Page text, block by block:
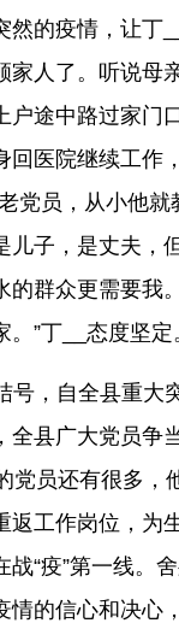
然的疫情，让丁
家人了。听说母
户途中路过家门
回医院继续工作
党员，从小他就
儿子，是丈夫，
的群众更需要我
”丁__态度坚定
号，自全县重大
全县广大党员争
党员还有很多，
返工作岗位，为
“疫”第一线。
情的信心和决心